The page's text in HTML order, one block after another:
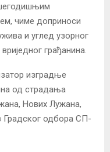
чиме доприноси
и углед узорног
грађанина.
изградње
од страдања
Нових Лужана,
Градског одбора СП-